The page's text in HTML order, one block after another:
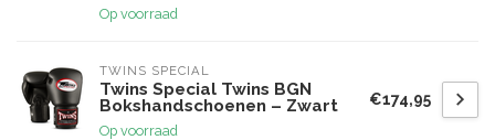
Op voorraad
TWINS SPECIAL
Twins Special Twins BGN
Bokshandschoenen – Zwart
Op voorraad
€174,95